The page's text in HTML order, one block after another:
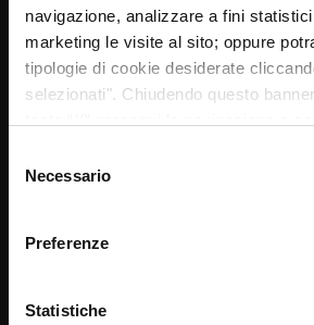
navigazione, analizzare a fini
marketing le visite al sito; oppure
tipologie di cookie desiderate
selezionati". Chiudendo questo
modificare le tue preferenze in ogni
link “Impostazione dei cookie” a fine
Policy.
delNecessario
Preferenze
Statistiche
LASCIA UN COMMENTO
Il tuo indirizzo email non sarà
*